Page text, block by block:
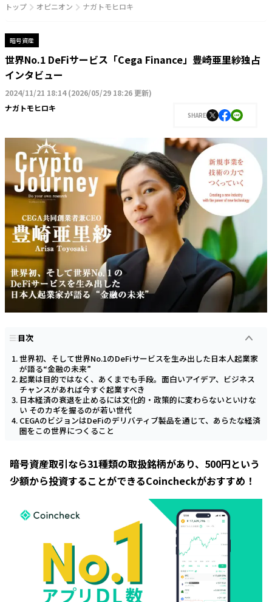
トップ オピニオン ナガトモヒロキ
暗号資産
世界No.1 DeFiサービス「Cega Finance」豊崎亜里紗独占
インタビュー
2024/11/21 18:14(2026/05/29 18:26 更新)
ナガトモヒロキ
SHARE
目次
世界初、そして世界No.1のDeFiサービスを生み出した日本人起業家
が語る“金融の未来”
起業は目的ではなく、あくまでも手段。面白いアイデア、ビジネス
チャンスがあれば今すぐ起業すべき
日本経済の衰退を止めるには文化的・政策的に変わらないといけな
い そのカギを握るのが若い世代
CEGAのビジョンはDeFiのデリバティブ製品を通じて、あらたな経済
圏をこの世界につくること
暗号資産取引なら31種類の取扱銘柄があり、500円という
少額から投資することができるCoincheckがおすすめ！